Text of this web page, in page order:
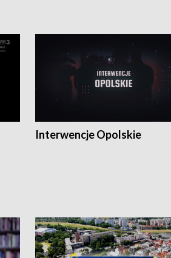
Interwencje Opolskie